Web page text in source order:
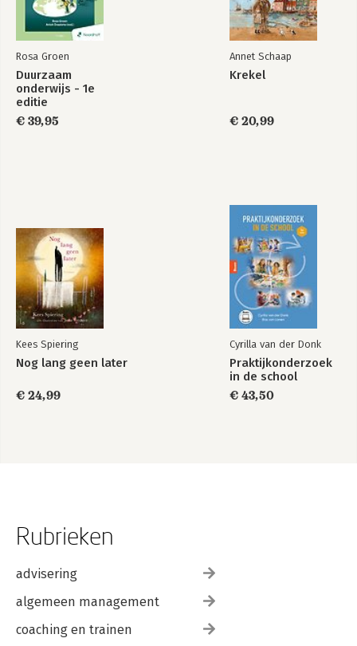
Rosa Groen
Duurzaam
onderwijs - 1e
editie
€ 39,95
Annet Schaap
Krekel
€ 20,99
Kees Spiering
Nog lang geen later
€ 24,99
Cyrilla van der Donk
Praktijkonderzoek
in de school
€ 43,50
Rubrieken
advisering
algemeen management
coaching en trainen